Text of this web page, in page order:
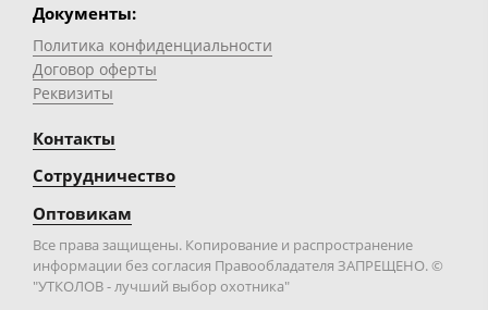
Документы:
Политика конфиденциальности
Договор оферты
Реквизиты
Контакты
Сотрудничество
Оптовикам
Все права защищены. Копирование и распространение
информации без согласия Правообладателя ЗАПРЕЩЕНО. ©
"УТКОЛОВ - лучший выбор охотника"